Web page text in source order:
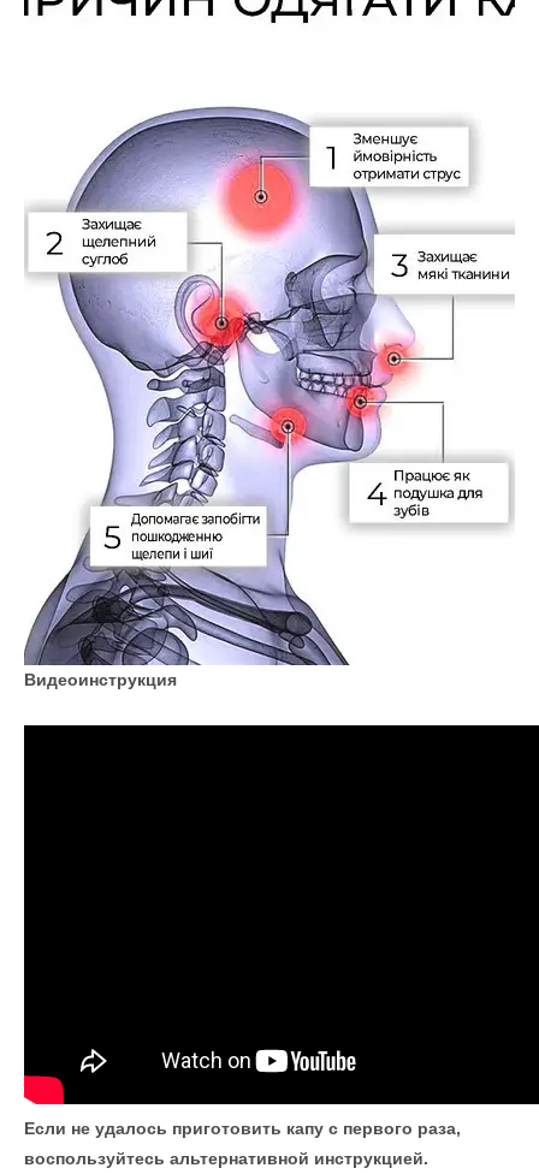
Видеоинструкция
Если не удалось приготовить капу с первого раза,
воспользуйтесь альтернативной инструкцией.